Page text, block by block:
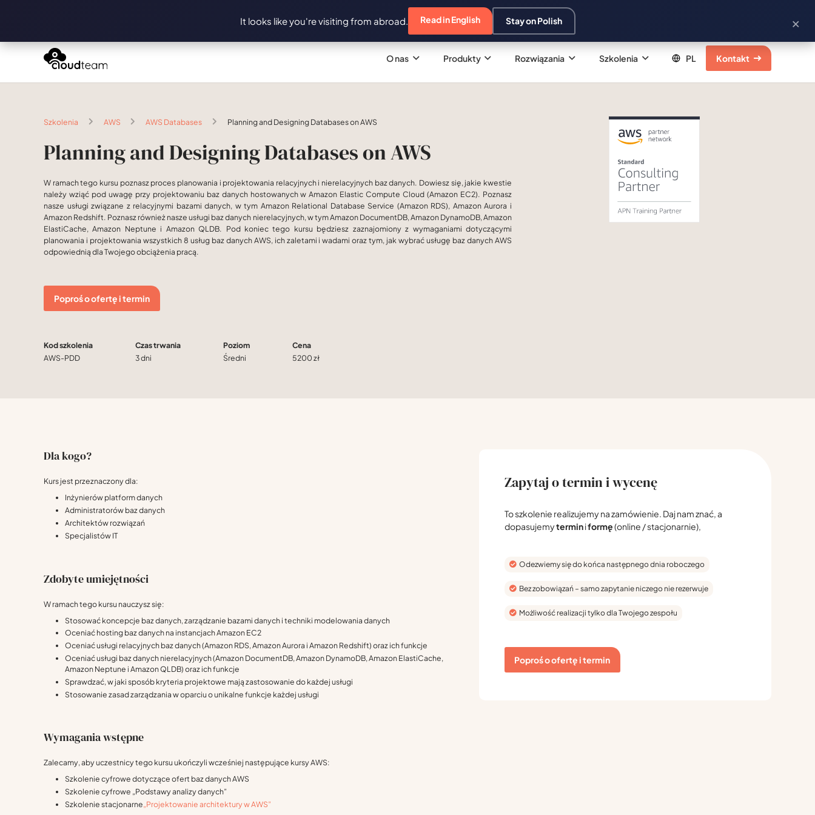
O nas Produkty Rozwiązania Szkolenia Kontakt
Szkolenia AWS AWS Databases Planning and Designing Databases on AWS
Planning and Designing Databases on AWS
W ramach tego kursu poznasz proces planowania i projektowania relacyjnych i nierelacyjnych baz danych. Dowiesz się, jakie kwestie
należy wziąć pod uwagę przy projektowaniu baz danych hostowanych w Amazon Elastic Compute Cloud (Amazon EC2). Poznasz
nasze usługi związane z relacyjnymi bazami danych, w tym Amazon Relational Database Service (Amazon RDS), Amazon Aurora i
Amazon Redshift. Poznasz również nasze usługi baz danych nierelacyjnych, w tym Amazon DocumentDB, Amazon DynamoDB, Amazon
ElastiCache, Amazon Neptune i Amazon QLDB. Pod koniec tego kursu będziesz zaznajomiony z wymaganiami dotyczącymi
planowania i projektowania wszystkich 8 usług baz danych AWS, ich zaletami i wadami oraz tym, jak wybrać usługę baz danych AWS
odpowiednią dla Twojego obciążenia pracą.
Poproś o ofertę i termin
Kod szkolenia
AWS-PDD
Czas trwania
3 dni
Poziom
Średni
Cena
5200 zł
Dla kogo?
Kurs jest przeznaczony dla:
Inżynierów platform danych
Administratorów baz danych
Architektów rozwiązań
Specjalistów IT
Zdobyte umiejętności
W ramach tego kursu nauczysz się:
Stosować koncepcje baz danych, zarządzanie bazami danych i techniki modelowania danych
Oceniać hosting baz danych na instancjach Amazon EC2
Oceniać usługi relacyjnych baz danych (Amazon RDS, Amazon Aurora i Amazon Redshift) oraz ich funkcje
Oceniać usługi baz danych nierelacyjnych (Amazon DocumentDB, Amazon DynamoDB, Amazon ElastiCache,
Amazon Neptune i Amazon QLDB) oraz ich funkcje
Sprawdzać, w jaki sposób kryteria projektowe mają zastosowanie do każdej usługi
Stosowanie zasad zarządzania w oparciu o unikalne funkcje każdej usługi
Wymagania wstępne
Zalecamy, aby uczestnicy tego kursu ukończyli wcześniej następujące kursy AWS:
Szkolenie cyfrowe dotyczące ofert baz danych AWS
Szkolenie cyfrowe „Podstawy analizy danych”
Szkolenie stacjonarne„Projektowanie architektury w AWS”
Zapytaj o termin i wycenę
To szkolenie realizujemy na zamówienie. Daj nam znać, a
dopasujemyterminiformę(online / stacjonarnie),
Odezwiemy się do końca następnego dnia roboczego
Bez zobowiązań – samo zapytanie niczego nie rezerwuje
Możliwość realizacji tylko dla Twojego zespołu
Poproś o ofertę i termin
It looks like you're visiting from abroad. Read in English Stay on Polish ×